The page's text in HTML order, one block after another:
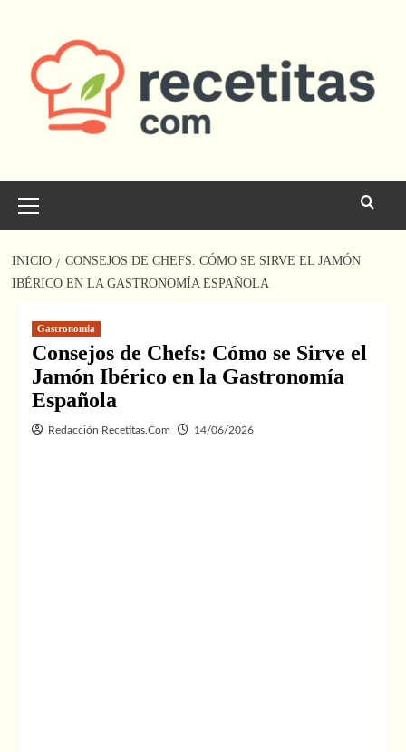
contenido
principal
INICIO
CONSEJOS DE CHEFS: CÓMO SE SIRVE EL JAMÓN
IBÉRICO EN LA GASTRONOMÍA ESPAÑOLA
Gastronomía
Consejos de Chefs: Cómo se Sirve el
Jamón Ibérico en la Gastronomía
Española
Redacción Recetitas.Com 14/06/2026